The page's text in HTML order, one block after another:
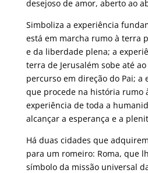
desejoso de amor, aberto ao
Simboliza a experiência
está em marcha rumo à terra
e da liberdade plena; a
terra de Jerusalém sobe até
percurso em direção do Pai; a
que procede na história rumo
experiência de toda a
alcançar a esperança e a
Há duas cidades que
para um romeiro: Roma, que
símbolo da missão universal